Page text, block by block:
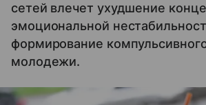
сетей влечет ухудшение
эмоциональной
формирование
молодежи.